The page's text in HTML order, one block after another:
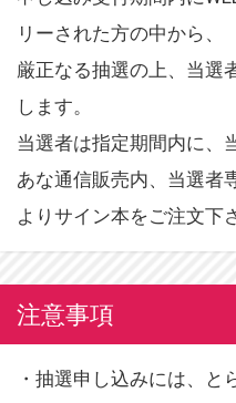
リーされた方の中から、
厳正なる抽選の上、当選
します。
当選者は指定期間内に、
あな通信販売内、当選者
よりサイン本をご注文下
注意事項
・抽選申し込みには、と